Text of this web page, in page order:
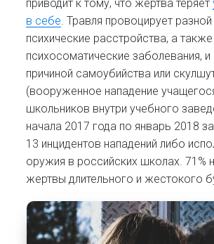
приводит к тому, что жертва теряет
в себе . Травля провоцирует
психические расстройства, а также
психосоматические заболевания,
причиной самоубийства или
(вооруженное нападение
школьников внутри учебного
начала 2017 года по январь 2018
13 инцидентов нападений либо
оружия в российских школах. 71%
жертвы длительного и жестокого